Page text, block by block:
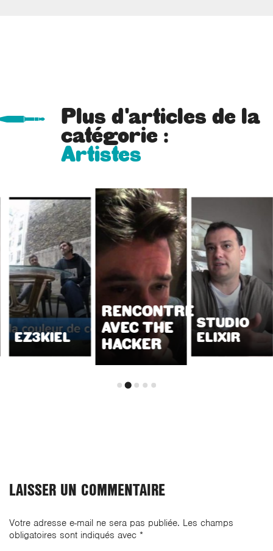
Plus d'articles de la
catégorie :
Artistes
EZ3KIEL
RENCONTRE
AVEC THE
HACKER
STUDIO
ELIXIR
LAISSER UN COMMENTAIRE
Votre adresse e-mail ne sera pas publiée. Les champs
obligatoires sont indiqués avec *